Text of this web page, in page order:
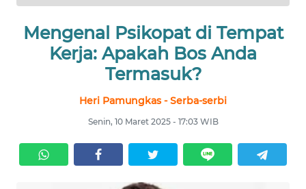
Mengenal Psikopat di Tempat
Kerja: Apakah Bos Anda
Termasuk?
Heri Pamungkas - Serba-serbi
Senin, 10 Maret 2025 - 17:03 WIB
NASIONAL
KRIMINAL